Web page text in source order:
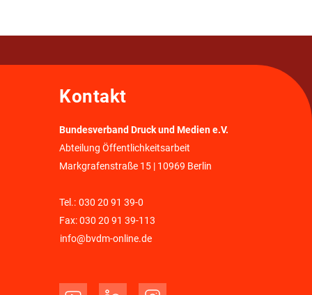
Kontakt
Bundesverband Druck und Medien e.V.
Abteilung Öffentlichkeitsarbeit
Markgrafenstraße 15 | 10969 Berlin
Tel.: 030 20 91 39-0
Fax: 030 20 91 39-113
info@bvdm-online.de